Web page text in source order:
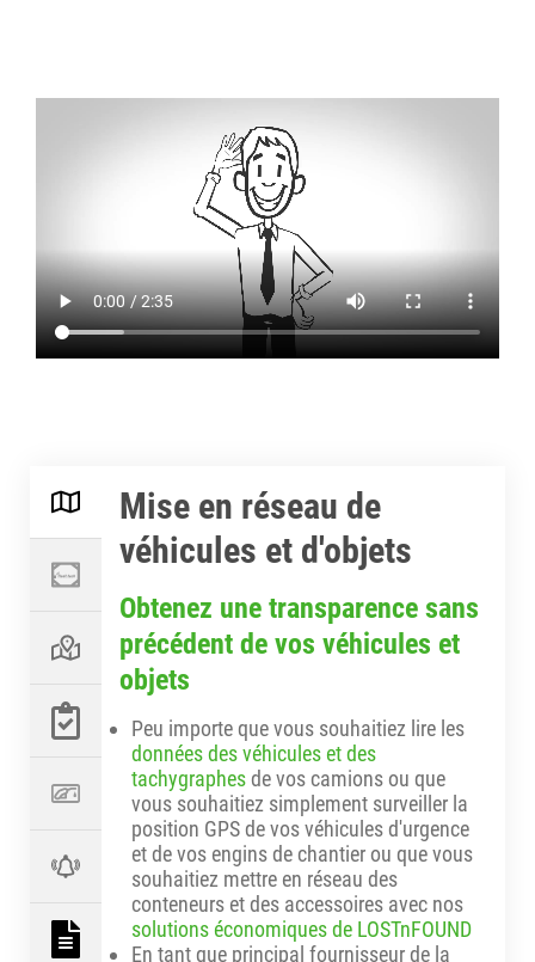
Mise en réseau de
véhicules et d'objets
Obtenez une transparence sans
précédent de vos véhicules et
objets
Peu importe que vous souhaitiez lire les
données des véhicules et des
tachygraphesde vos camions ou que
vous souhaitiez simplement surveiller la
position GPS de vos véhicules d'urgence
et de vos engins de chantier ou que vous
souhaitiez mettre en réseau des
conteneurs et des accessoires avec nos
solutions économiques de LOSTnFOUND
En tant que principal fournisseur de la